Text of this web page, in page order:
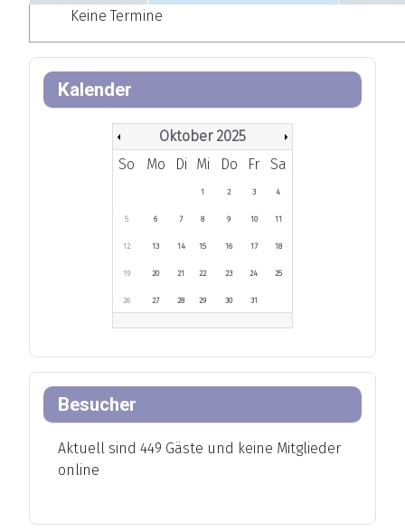
Keine Termine
Kalender
Oktober 2025
So
Mo Di Mi Do Fr Sa
1 2 3 4
5 6 7 8 9 10 11
12 13 14 15 16 17 18
19 20 21 22 23 24 25
26 27 28 29 30 31
Besucher
Aktuell sind 449 Gäste und keine Mitglieder
online